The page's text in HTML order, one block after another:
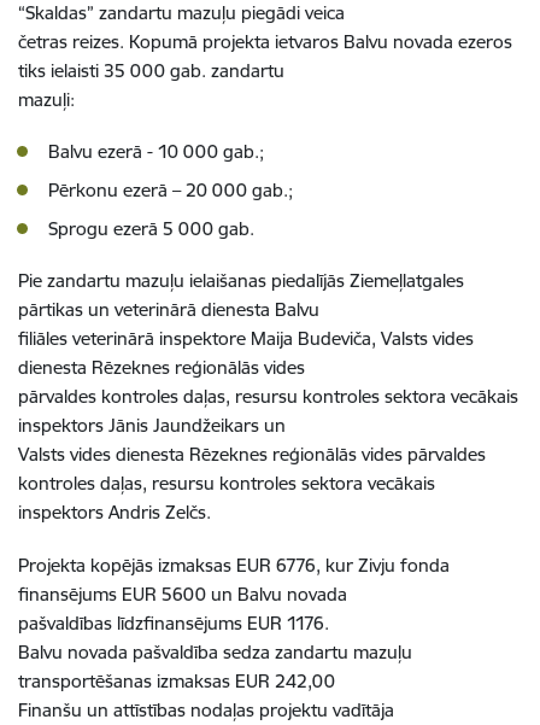
“Skaldas” zandartu mazuļu piegādi veica
četras reizes. Kopumā projekta ietvaros Balvu novada ezeros
tiks ielaisti 35 000 gab. zandartu
mazuļi:
Balvu ezerā - 10 000 gab.;
Pērkonu ezerā – 20 000 gab.;
Sprogu ezerā 5 000 gab.
Pie zandartu mazuļu ielaišanas piedalījās Ziemeļlatgales
pārtikas un veterinārā dienesta Balvu
filiāles veterinārā inspektore Maija Budeviča, Valsts vides
dienesta Rēzeknes reģionālās vides
pārvaldes kontroles daļas, resursu kontroles sektora vecākais
inspektors Jānis Jaundžeikars un
Valsts vides dienesta Rēzeknes reģionālās vides pārvaldes
kontroles daļas, resursu kontroles sektora vecākais
inspektors Andris Zelčs.
Projekta kopējās izmaksas EUR 6776, kur Zivju fonda
finansējums EUR 5600 un Balvu novada
pašvaldības līdzfinansējums EUR 1176.
Balvu novada pašvaldība sedza zandartu mazuļu
transportēšanas izmaksas EUR 242,00
Finanšu un attīstības nodaļas projektu vadītāja